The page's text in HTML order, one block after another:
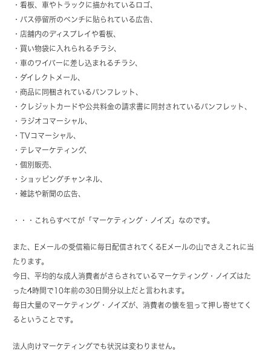
・看板、車やトラックに描かれているロゴ、
・バス停留所のベンチに貼られている広告、
・店舗内のディスプレイや看板、
・買い物袋に入れられるチラシ、
・車のワイパーに差し込まれるチラシ、
・ダイレクトメール、
・商品に同梱されているパンフレット、
・クレジットカードや公共料金の請求書に同封されているパンフレット、
・ラジオコマーシャル、
・TVコマーシャル、
・テレマーケティング、
・個別販売、
・ショッピングチャンネル、
・雑誌や新聞の広告、
・・・これらすべてが「マーケティング・ノイズ」なのです。
また、Eメールの受信箱に毎日配信されてくるEメールの山でさえこれに当
たります。
今日、平均的な成人消費者がさらされているマーケティング・ノイズはた
った4時間で10年前の30日間分以上だと言われます。
毎日大量のマーケティング・ノイズが、消費者の懐を狙って押し寄せてく
るということです。
法人向けマーケティングでも状況は変わりません。